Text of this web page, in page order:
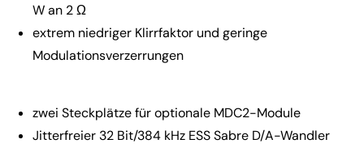
W an 2 Ω
extrem niedriger Klirrfaktor und geringe
Modulationsverzerrungen
zwei Steckplätze für optionale MDC2-Module
Jitterfreier 32 Bit/384 kHz ESS Sabre D/A-Wandler